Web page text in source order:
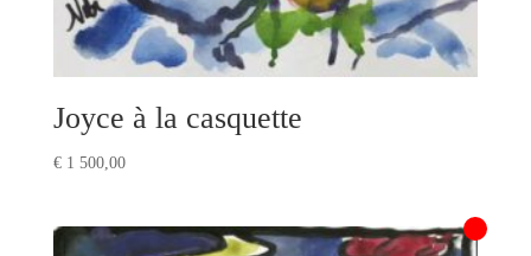
Joyce à la casquette
€1 500,00